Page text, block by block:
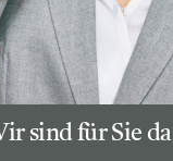
sind für Sie da